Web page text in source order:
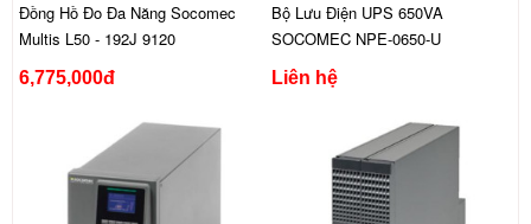
Đồng Hồ Đo Đa Năng Socomec
Multis L50 - 192J 9120
6,775,000đ
Bộ Lưu Điện UPS 650VA
SOCOMEC NPE-0650-U
Liên hệ